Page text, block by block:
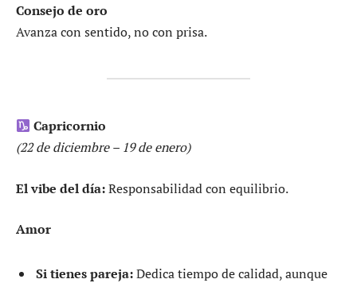
Consejo de oro
Avanza con sentido, no con prisa.
Capricornio
(22 de diciembre – 19 de enero)
El vibe del día:Responsabilidad con equilibrio.
Amor
Si tienes pareja:Dedica tiempo de calidad, aunque